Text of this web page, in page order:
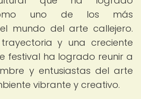
uno de los más
mundo del arte callejero.
y una creciente
festival ha logrado reunir a
y entusiastas del arte
vibrante y creativo.